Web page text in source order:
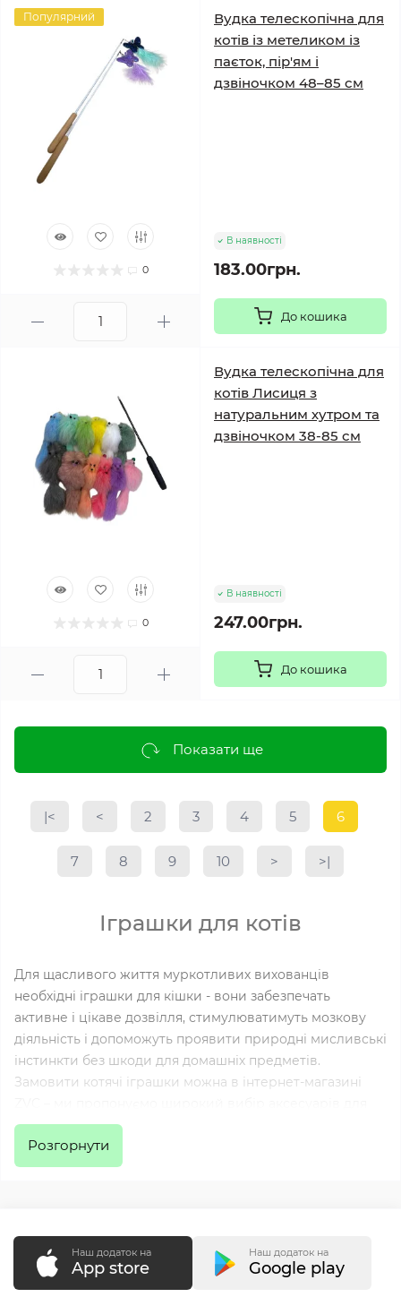
Популярний
0
Вудка телескопічна для
котів із метеликом із
паєток, пір'ям і
дзвіночком 48–85 см
В наявності
183.00грн.
До кошика
0
Вудка телескопічна для
котів Лисиця з
натуральним хутром та
дзвіночком 38-85 см
В наявності
247.00грн.
До кошика
Показати ще
|< < 2 3 4 5 6
7 8 9 10 > >|
Іграшки для котів
Для щасливого життя муркотливих вихованців
необхідні іграшки для кішки - вони забезпечать
активне і цікаве дозвілля, стимулюватимуть мозкову
діяльність і допоможуть проявити природні мисливські
інстинкти без шкоди для домашніх предметів.
Замовити котячі іграшки можна в інтернет-магазині
тварин будь-яких порід, незалежно від віку.
Різновиди іграшок для котів у
В нашому каталозі представлений великий
асортимент товарів відомих виробників. Для своїх
вихованців ви можете замовити:
Розгорнути
Наш додаток на
App store
Наш додаток на
Google play